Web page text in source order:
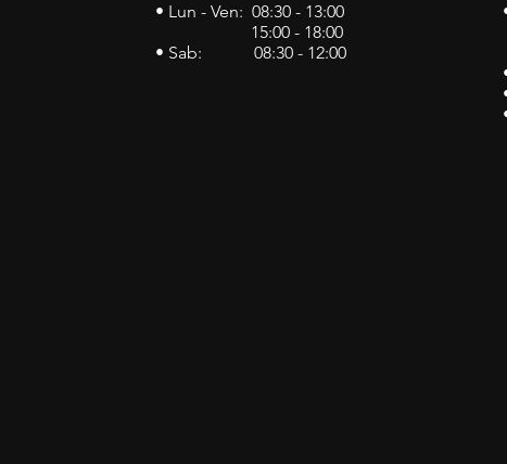
• Lun - Ven: 08:30 - 13:00
15:00 - 18:00
• Sab: 08:30 - 12:00